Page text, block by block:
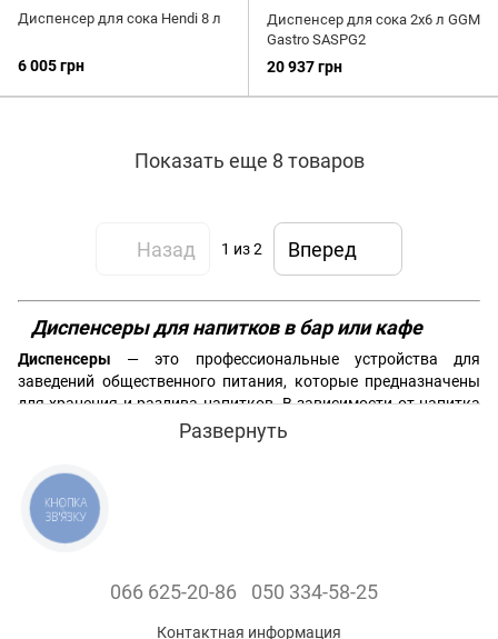
Диспенсер для сока Hendi 8 л
6 005 грн
Диспенсер для сока 2x6 л GGM
Gastro SASPG2
20 937 грн
Показать еще 8 товаров
Назад 1 из 2 Вперед
Диспенсеры для напитков в бар или кафе
Диспенсеры — это профессиональные устройства для
заведений общественного питания, которые предназначены
для хранения и разлива напитков. В зависимости от напитка
они также дополнительно могут поддерживать тепло или
холодную температуру – путем изоляции или
додабавления
охлаждение.
Виды и особенности диспенсеров для напитков
для хранения
Развернуть
066 625-20-86 050 334-58-25
Контактная информация
КНОПКА
ЗВ'ЯЗКУ